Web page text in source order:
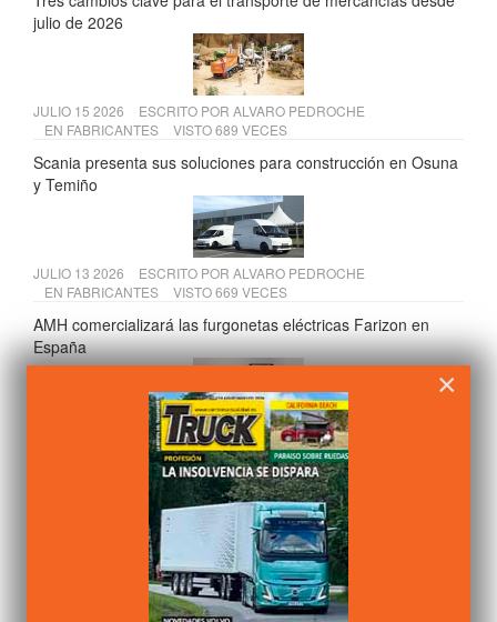
julio de 2026
JULIO 15 2026 ESCRITO POR ALVARO PEDROCHE
EN FABRICANTES VISTO 689 VECES
Scania presenta sus soluciones para construcción en Osuna
y Temiño
JULIO 13 2026 ESCRITO POR ALVARO PEDROCHE
EN FABRICANTES VISTO 669 VECES
AMH comercializará las furgonetas eléctricas Farizon en
España
ESCRITO PORALVARO PEDROCHE
COMPONENTES VISTO 665 VECES
Andamur presenta su VI Informe de Sostenibilidad 2025
ESCRITO PORCAMIÓN ACTUALIDAD
LEGISLACIÓN VISTO 664 VECES
×